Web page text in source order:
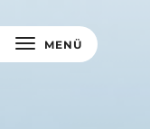
MENÜ